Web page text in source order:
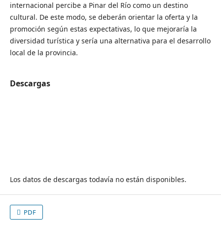
internacional percibe a Pinar del Río como un destino
cultural. De este modo, se deberán orientar la oferta y la
promoción según estas expectativas, lo que mejoraría la
diversidad turística y sería una alternativa para el desarrollo
local de la provincia.
Descargas
Los datos de descargas todavía no están disponibles.
PDF